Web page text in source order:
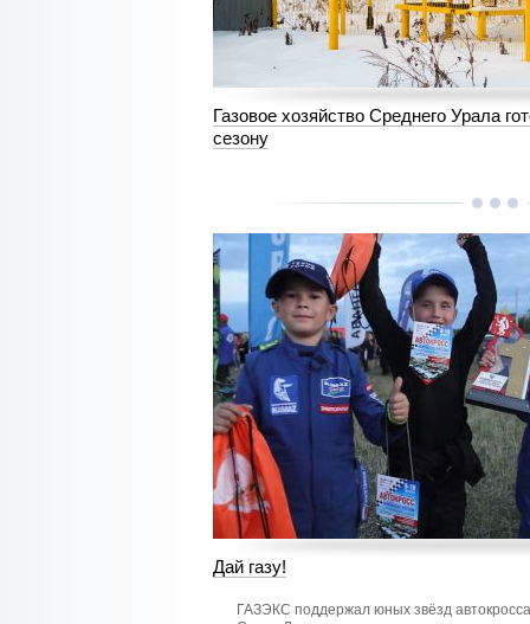
Газовое хозяйство Среднего Урала
сезону
Дай газу!
ГАЗЭКС поддержал юных звёзд